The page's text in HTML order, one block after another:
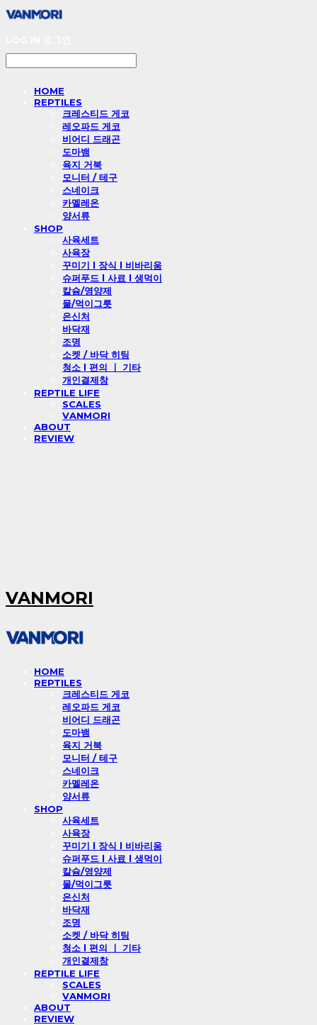
HOME
REPTILES
크레스티드 게코
레오파드 게코
비어디 드래곤
도마뱀
육지 거북
모니터 / 테구
스네이크
카멜레온
양서류
SHOP
사육세트
사육장
꾸미기 l 장식 l 비바리움
슈퍼푸드 l 사료 l 생먹이
칼슘/영양제
물/먹이그릇
은신처
바닥재
조명
소켓 / 바닥 히팅
청소 l 편의 ㅣ 기타
개인결제창
REPTILE LIFE
SCALES
VANMORI
ABOUT
REVIEW
VANMORI
HOME
REPTILES
크레스티드 게코
레오파드 게코
비어디 드래곤
도마뱀
육지 거북
모니터 / 테구
스네이크
카멜레온
양서류
SHOP
사육세트
사육장
꾸미기 l 장식 l 비바리움
슈퍼푸드 l 사료 l 생먹이
칼슘/영양제
물/먹이그릇
은신처
바닥재
조명
소켓 / 바닥 히팅
청소 l 편의 ㅣ 기타
개인결제창
REPTILE LIFE
SCALES
VANMORI
ABOUT
REVIEW